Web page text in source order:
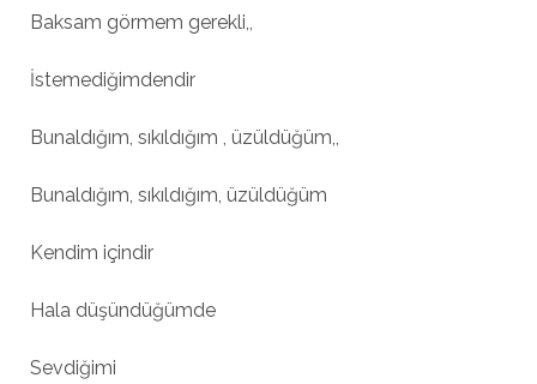
Baksam görmem gerekli,,
İstemediğimdendir
Bunaldığım, sıkıldığım , üzüldüğüm,,
Bunaldığım, sıkıldığım, üzüldüğüm
Kendim içindir
Hala düşündüğümde
Sevdiğimi